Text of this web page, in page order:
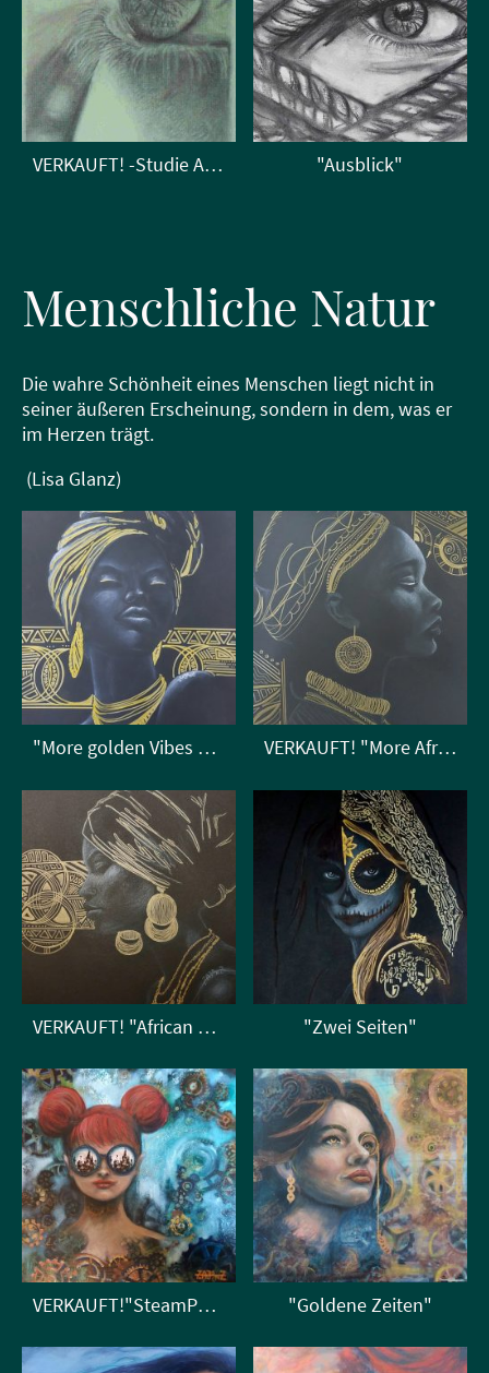
VERKAUFT! -Studie Auge "Ausblick"
Menschliche Natur
Die wahre Schönheit eines Menschen liegt nicht in
seiner äußeren Erscheinung, sondern in dem, was er
im Herzen trägt.
(Lisa Glanz)
"More golden Vibes of Africa" VERKAUFT! "More African Vibes"
VERKAUFT! "African Vibes" "Zwei Seiten"
VERKAUFT!"SteamPunk Girl" "Goldene Zeiten"